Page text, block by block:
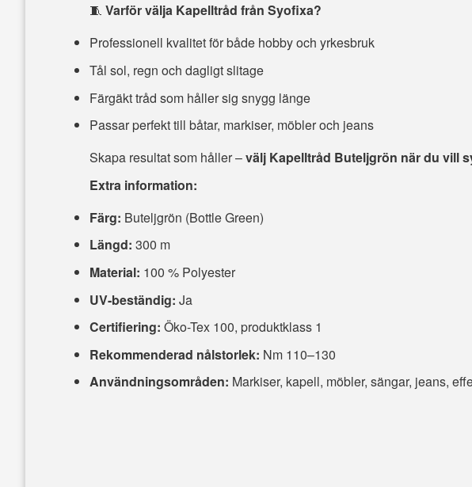
🧵 Varför välja Kapelltråd från Syofixa?
Professionell kvalitet för både hobby och yrkesbruk
Tål sol, regn och dagligt slitage
Färgäkt tråd som håller sig snygg länge
Passar perfekt till båtar, markiser, möbler och jeans
Skapa resultat som håller –välj Kapelltråd Buteljgrön när du vill
Extra information:
Färg: Buteljgrön (Bottle Green)
Längd: 300 m
Material: 100 % Polyester
UV-beständig: Ja
Certifiering: Öko-Tex 100, produktklass 1
Rekommenderad nålstorlek: Nm 110–130
Användningsområden: Markiser, kapell, möbler, sängar, jeans,